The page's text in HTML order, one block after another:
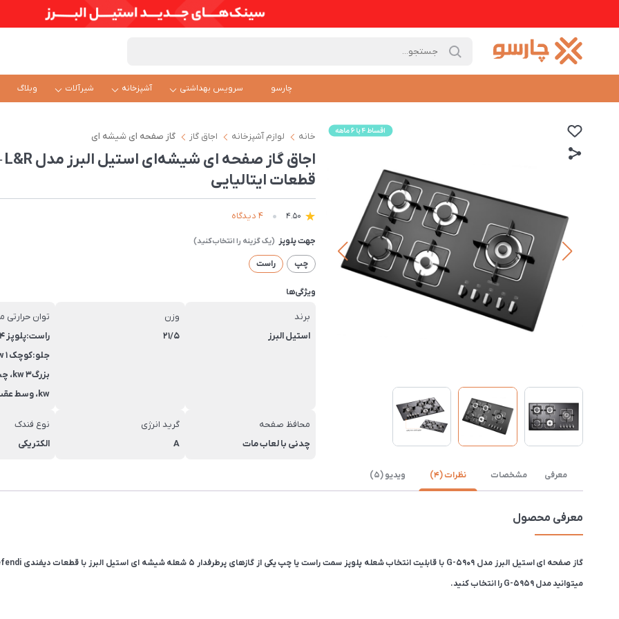
چارسو سرویس بهداشتی آشپزخانه شیرآلات وبلاگ
خانه لوازم آشپزخانه اجاق گاز گاز صفحه ای شیشه ای
قطعات ایتالیایی
4.50 4 دیدگاه
جهت پلوپز
چپ راست
ویژگی‌ها
برند
استیل البرز
وزن
21/5
توان
kw، وسط عقب:متوسط 1/9 kw
محافظ صفحه
چدنی با لعاب مات
گرید انرژی
A
نوع فندک
الکتریکی
معرفی مشخصات نظرات (4) ویدیو (5)
معرفی محصول
میتوانید مدل G-5959 را انتخاب کنید.